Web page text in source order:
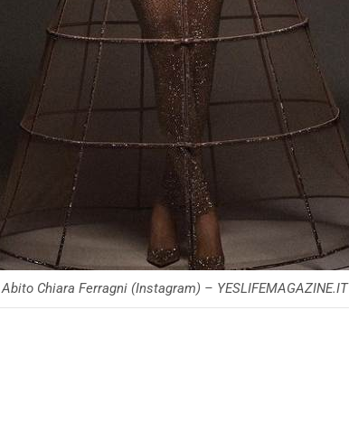
Abito Chiara Ferragni (Instagram) – YESLIFEMAGAZINE.IT